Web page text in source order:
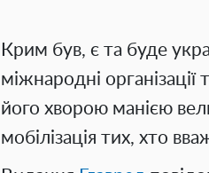
Крим був, є та буде
міжнародні організації
його хворою манією
мобілізація тих, хто